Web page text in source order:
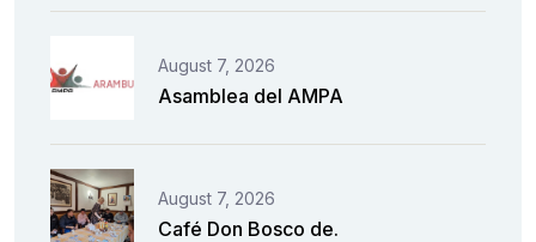
August 7, 2026
Asamblea del AMPA
August 7, 2026
Café Don Bosco de.